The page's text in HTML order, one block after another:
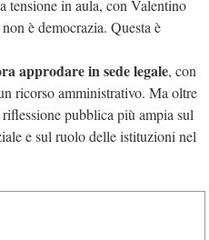
tensione in aula, con Valentino
è democrazia. Questa è
approdare in sede legale, con
ricorso amministrativo. Ma oltre
pubblica più ampia sul
e sul ruolo delle istituzioni nel